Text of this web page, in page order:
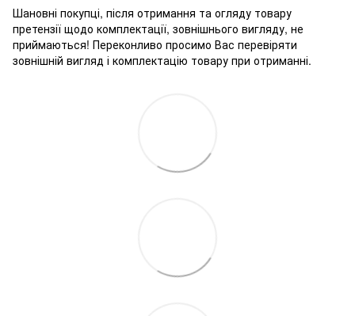
Шановні покупці, після отримання та огляду товару
претензії щодо комплектації, зовнішнього вигляду, не
приймаються! Переконливо просимо Вас перевіряти
зовнішній вигляд і комплектацію товару при отриманні.